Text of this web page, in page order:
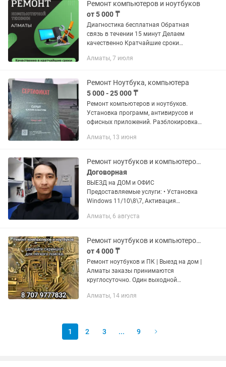
Ремонт компьютеров и ноутбуков
от 5 000 ₸
Диагностика бесплатная Обратная
связь в течении 15 минут Делаем
качественно Кратчайшие сроки
курьера
Алматы, 7 июля
Ремонт Ноутбука, компьютера
5 000 - 25 000 ₸
Ремонт компьютеров и ноутбуков.
Установка программ, антивирусов и
офисных приложений. Разблокировка
и недорого.
Алматы, 13 июня
Ремонт ноутбуков и компьютеров установка Виндовс 10.11про
Договорная
ВЫЕЗД на ДОМ и ОФИС
Предоставляемые услуги: • Установка
Windows 11/10\8\7, Активация
(Word, Excel, PowerPoint), Антивирусы •
Алматы, 6 августа
Ремонт ноутбуков и компьютеров профессионально.
от 4 000 ₸
Ремонт ноутбуков и ПК | Выезд на дом |
Алматы заказы принимаются
круглосуточно. Один выходной
ВАЖНО! Гарантия
Алматы, 14 июля
1 2 3 ... 9